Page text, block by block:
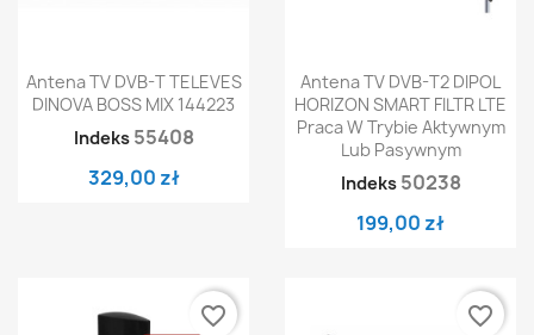
Antena TV DVB-T TELEVES
DINOVA BOSS MIX 144223
Indeks 55408
329,00 zł
Antena TV DVB-T2 DIPOL
HORIZON SMART FILTR LTE
Praca W Trybie Aktywnym
Lub Pasywnym
Indeks 50238
199,00 zł
favorite_border favorite_border